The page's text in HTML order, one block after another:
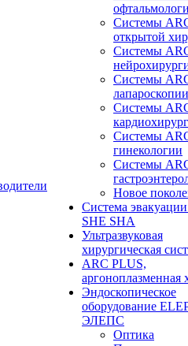
Системы
открытой
Системы
Системы
лапароскопии
Системы
Системы
гинекологии
Системы
Новое
Система
SHE SHA
Ультразвуковая
хирургическая
ARC PLUS,
аргоноплазменная
Эндоскопическое
оборудование
ЭЛЕПС
Оптика